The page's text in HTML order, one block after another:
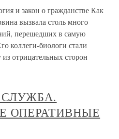
и закон о гражданстве Как
вызвала столь много
перешедших в самую
коллеги-биологи стали
отрицательных сторон
СЛУЖБА.
ОПЕРАТИВНЫЕ